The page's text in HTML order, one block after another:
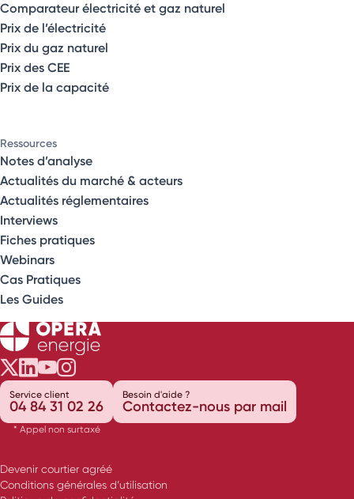
Comparateur électricité et gaz naturel
Prix de l’électricité
Prix du gaz naturel
Prix des CEE
Prix de la capacité
Ressources
Notes d’analyse
Actualités du marché & acteurs
Actualités réglementaires
Interviews
Fiches pratiques
Webinars
Cas Pratiques
Les Guides
Opéra Énergie sur Twitter
Opéra Énergie sur LinkedIn
Opéra Énergie sur Youtube
Opéra Énergie sur Instagram
Service client
04 84 31 02 26
* Appel non surtaxé
Besoin d'aide ?
Contactez-nous par mail
Devenir courtier agréé
Conditions générales d’utilisation